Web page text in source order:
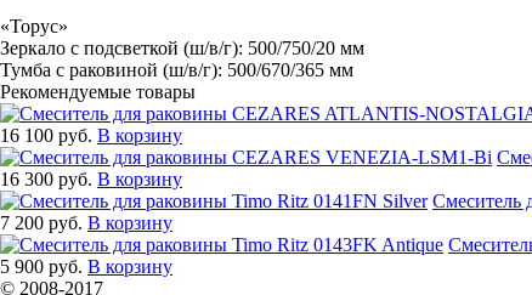
«Торус»
Зеркало с подсветкой (ш/в/г): 500/750/20 мм
Тумба с раковиной (ш/в/г): 500/670/365 мм
Рекомендуемые товары
16 100 руб. В корзину
16 300 руб. В корзину
Смеситель
7 200 руб. В корзину
5 900 руб. В корзину
© 2008-2017